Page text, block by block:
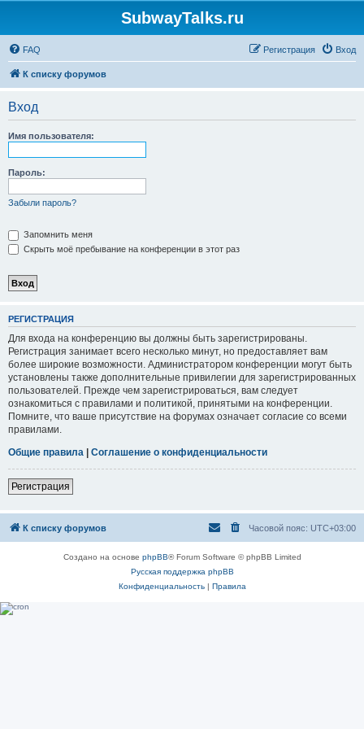
SubwayTalks.ru
FAQ Вход
Регистрация
К списку форумов
Вход
Имя пользователя:
Пароль:
Забыли пароль?
Запомнить меня
Скрыть моё пребывание на конференции в этот раз
РЕГИСТРАЦИЯ
Для входа на конференцию вы должны быть зарегистрированы.
Регистрация занимает всего несколько минут, но предоставляет вам
более широкие возможности. Администратором конференции могут быть
установлены также дополнительные привилегии для зарегистрированных
пользователей. Прежде чем зарегистрироваться, вам следует
ознакомиться с правилами и политикой, принятыми на конференции.
Помните, что ваше присутствие на форумах означает согласие со всеми
правилами.
Общие правила | Соглашение о конфиденциальности
Регистрация
К списку форумов Часовой пояс: UTC+03:00
Создано на основе phpBB® Forum Software © phpBB Limited
Русская поддержка phpBB
Конфиденциальность| Правила